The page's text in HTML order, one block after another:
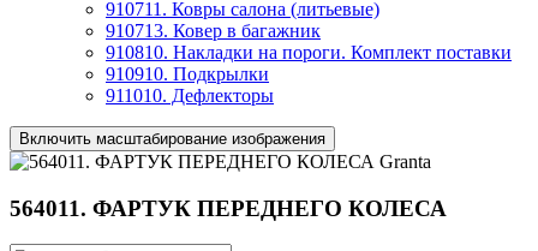
910711. Ковры салона (литьевые)
910713. Ковер в багажник
910810. Накладки на пороги. Комплект поставки
910910. Подкрылки
911010. Дефлекторы
Включить масштабирование изображения
564011. ФАРТУК ПЕРЕДНЕГО КОЛЕСА